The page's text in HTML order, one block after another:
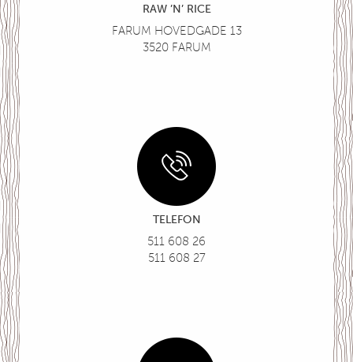
RAW ’N’ RICE
FARUM HOVEDGADE 13
3520 FARUM
TELEFON
511 608 26
511 608 27